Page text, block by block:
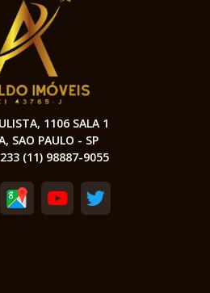
1106 SALA 1
SAO PAULO - SP
(11) 98887-9055